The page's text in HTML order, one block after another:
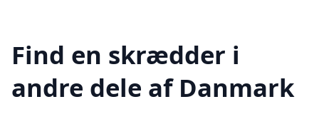
Find en skrædder i
andre dele af Danmark